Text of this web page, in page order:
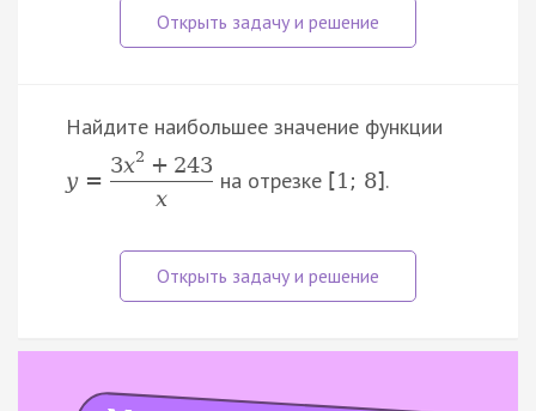
Найдите наибольшее значение функции
y =
3x2 + 243
x
на отрезке [1 ; 8].